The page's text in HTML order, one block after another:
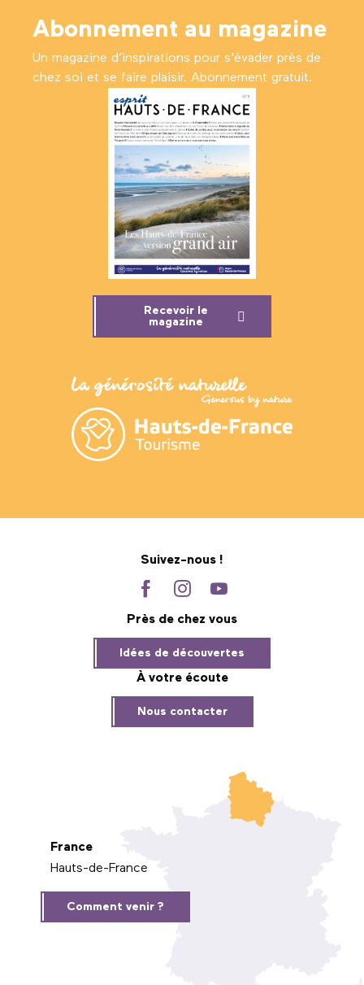
Abonnement au magazine
Un magazine d’inspirations pour s'évader près de
chez soi et se faire plaisir. Abonnement gratuit.
Recevoir le
magazine
Suivez-nous !
Près de chez vous
Idées de découvertes
À votre écoute
Nous contacter
France
Hauts-de-France
Comment venir ?